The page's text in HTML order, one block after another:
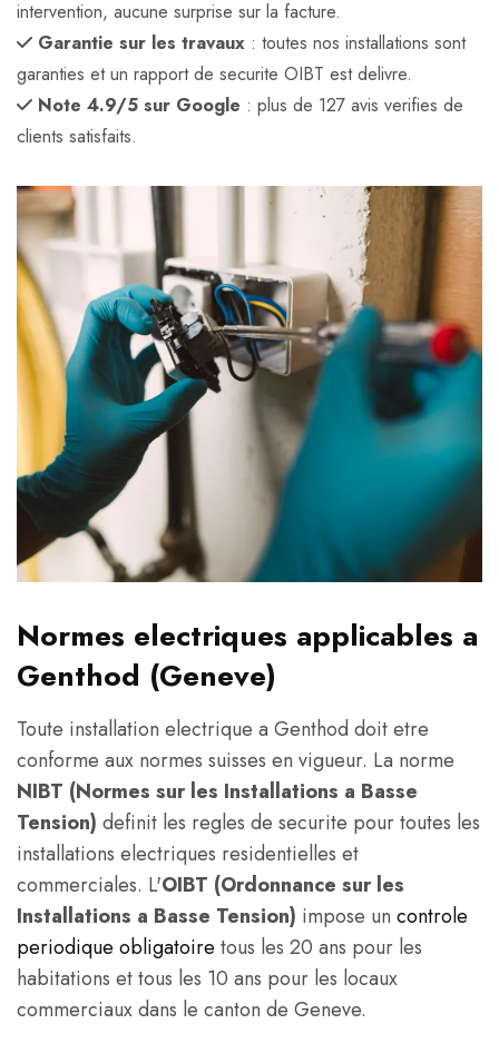
intervention, aucune surprise sur la facture.
Garantie sur les travaux : toutes nos installations sont
garanties et un rapport de securite OIBT est delivre.
Note 4.9/5 sur Google : plus de 127 avis verifies de
clients satisfaits.
Normes electriques applicables a
Genthod (Geneve)
Toute installation electrique a Genthod doit etre
conforme aux normes suisses en vigueur. La norme
NIBT (Normes sur les Installations a Basse
Tension) definit les regles de securite pour toutes les
installations electriques residentielles et
commerciales. L'OIBT (Ordonnance sur les
Installations a Basse Tension) impose un controle
periodique obligatoire tous les 20 ans pour les
habitations et tous les 10 ans pour les locaux
commerciaux dans le canton de Geneve.